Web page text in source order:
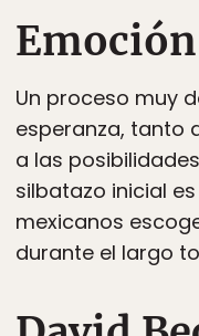
Un proceso muy
esperanza, tanto
a las
silbatazo inicial
mexicanos
durante el largo